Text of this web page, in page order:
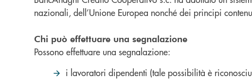
nazionali, dell’Unione Europea nonché dei principi
Chi può effettuare una segnalazione
Possono effettuare una segnalazione:
i lavoratori dipendenti (tale possibilità è